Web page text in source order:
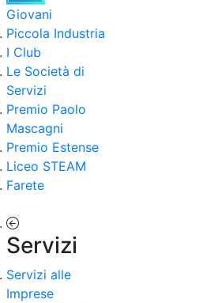
Giovani
Piccola Industria
I Club
Le Società di
Servizi
Premio Paolo
Mascagni
Premio Estense
Liceo STEAM
Farete
Servizi
Servizi alle
Imprese